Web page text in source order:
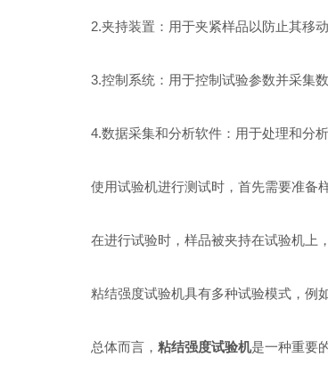
2.夹持装置：用于夹紧样品以防止其移动
3.控制系统：用于控制试验参数并采集数
4.数据采集和分析软件：用于处理和分析
使用试验机进行测试时，首先需要准备样
在进行试验时，样品被夹持在试验机上，
粘结强度试验机具有多种试验模式，例如
总体而言， 粘结强度试验机是一种重要